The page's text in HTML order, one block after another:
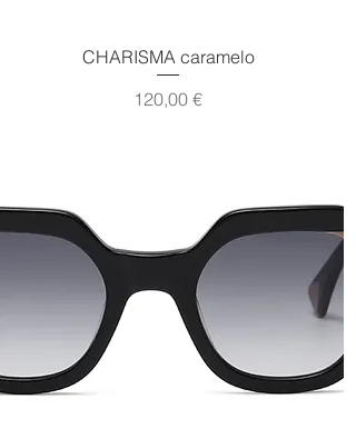
Vista rápida
CHARISMA caramelo
Precio
120,00 €